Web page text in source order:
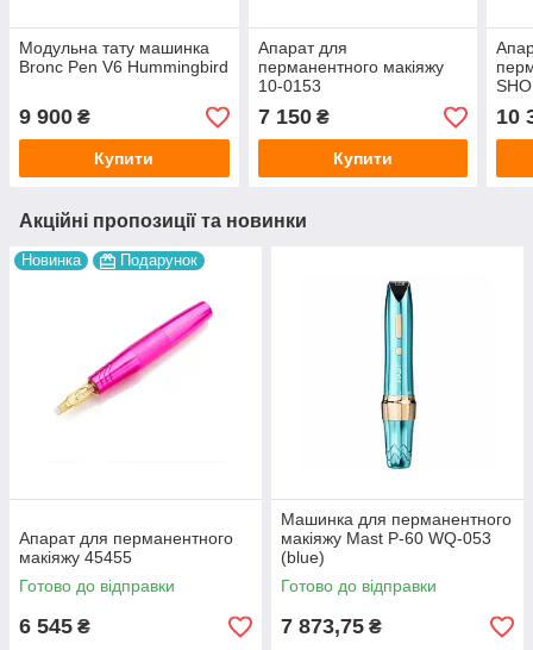
Модульна тату машинка
Bronc Pen V6 Hummingbird
9 900 ₴
Купити
Апарат для
перманентного макіяжу
10-0153
7 150₴
Купити
10
Акційні пропозиції та новинки
Новинка Подарунок
Апарат для перманентного
макіяжу 45455
Готово до відправки
6 545 ₴
Машинка для перманентного
макіяжу Mast P-60 WQ-053
(blue)
Готово до відправки
7 873,75 ₴